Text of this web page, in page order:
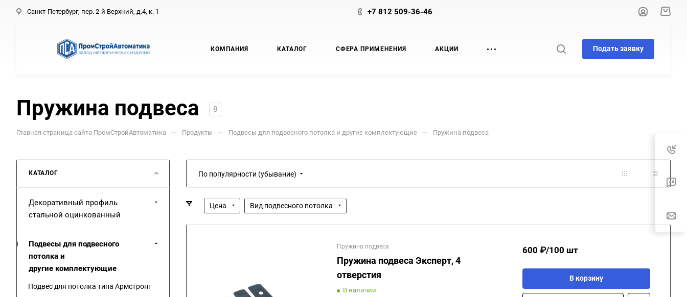
Санкт-Петербург, пер. 2-й Верхний, д.4, к. 1 +7 812 509-36-46
КОМПАНИЯ КАТАЛОГ СФЕРА ПРИМЕНЕНИЯ АКЦИИ Подать заявку
Пружина подвеса 8
Главная страница сайта ПромСтройАвтоматика — Продукты — Подвесы для подвесного потолка и другие комплектующие — Пружина подвеса
По популярности (убывание)
Цена Вид подвесного потолка
Пружина подвеса
Пружина подвеса Эксперт, 4
отверстия
В наличии
600 ₽/100 шт
В корзину
КАТАЛОГ
Декоративный профиль
стальной оцинкованный
Подвесы для подвесного
потолка и
другие комплектующие
Подвес для потолка типа Армстронг